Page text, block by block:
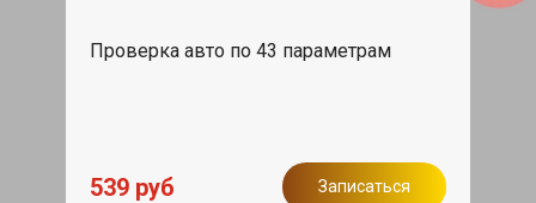
Проверка авто по 43 параметрам
539 руб Записаться